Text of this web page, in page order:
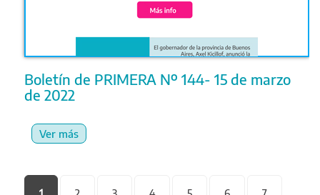
Boletín de PRIMERA Nº 144- 15 de marzo
de 2022
Ver más
Páginas